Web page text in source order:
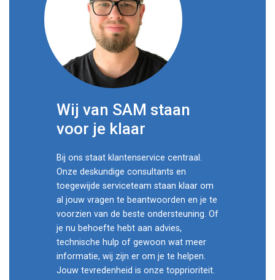
Wij van SAM staan
voor je klaar
Bij ons staat klantenservice centraal.
Onze deskundige consultants en
toegewijde serviceteam staan klaar om
al jouw vragen te beantwoorden en je te
voorzien van de beste ondersteuning. Of
je nu behoefte hebt aan advies,
technische hulp of gewoon wat meer
informatie, wij zijn er om je te helpen.
Jouw tevredenheid is onze topprioriteit.